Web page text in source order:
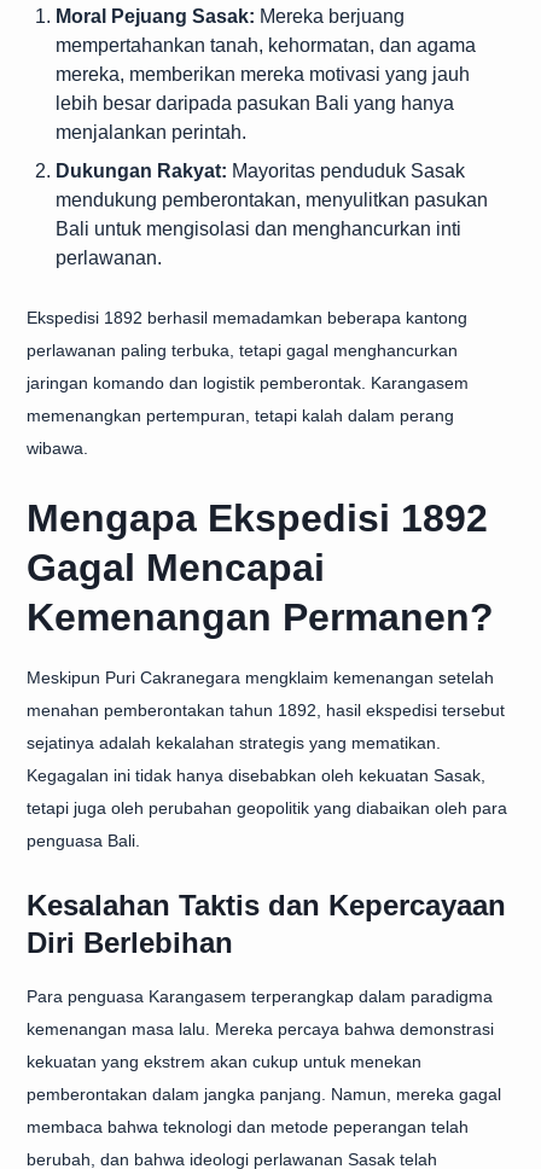
Moral Pejuang Sasak: Mereka berjuang
mempertahankan tanah, kehormatan, dan agama
mereka, memberikan mereka motivasi yang jauh
lebih besar daripada pasukan Bali yang hanya
menjalankan perintah.
Dukungan Rakyat: Mayoritas penduduk Sasak
mendukung pemberontakan, menyulitkan pasukan
Bali untuk mengisolasi dan menghancurkan inti
perlawanan.
Ekspedisi 1892 berhasil memadamkan beberapa kantong
perlawanan paling terbuka, tetapi gagal menghancurkan
jaringan komando dan logistik pemberontak. Karangasem
memenangkan pertempuran, tetapi kalah dalam perang
wibawa.
Mengapa Ekspedisi 1892
Gagal Mencapai
Kemenangan Permanen?
Meskipun Puri Cakranegara mengklaim kemenangan setelah
menahan pemberontakan tahun 1892, hasil ekspedisi tersebut
sejatinya adalah kekalahan strategis yang mematikan.
Kegagalan ini tidak hanya disebabkan oleh kekuatan Sasak,
tetapi juga oleh perubahan geopolitik yang diabaikan oleh para
penguasa Bali.
Kesalahan Taktis dan Kepercayaan
Diri Berlebihan
Para penguasa Karangasem terperangkap dalam paradigma
kemenangan masa lalu. Mereka percaya bahwa demonstrasi
kekuatan yang ekstrem akan cukup untuk menekan
pemberontakan dalam jangka panjang. Namun, mereka gagal
membaca bahwa teknologi dan metode peperangan telah
berubah, dan bahwa ideologi perlawanan Sasak telah